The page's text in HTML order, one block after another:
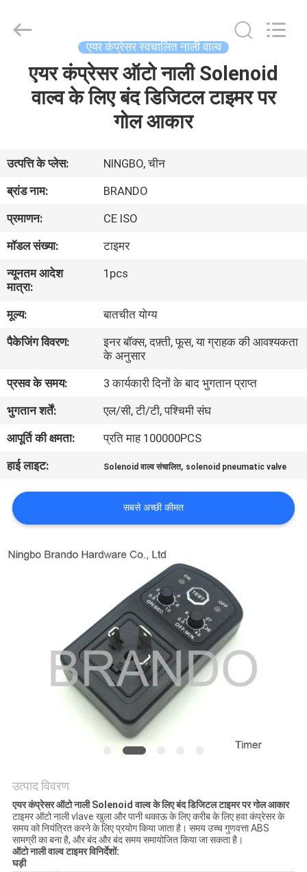
हमारे
बारे
में
कारखाने
का
गुणवत्ता
नियंत्रण
हमसे
संपर्क
करें
उद्धरण
मांगें
साइटमैप
गोपनीयता
एयर कंप्रेसर स्वचालित नाली वाल्व
एयर कंप्रेसर ऑटो नाली Solenoid
वाल्व के लिए बंद डिजिटल टाइमर पर
गोल आकार
उत्पत्ति के प्लेस:
NINGBO, चीन
ब्रांड नाम:
BRANDO
प्रमाणन:
CE ISO
मॉडल संख्या:
टाइमर
न्यूनतम आदेश
मात्रा:
1pcs
मूल्य:
बातचीत योग्य
पैकेजिंग विवरण:
इनर बॉक्स, दफ़्ती, फूस, या ग्राहक की आवश्यकता
के अनुसार
प्रसव के समय:
3 कार्यकारी दिनों के बाद भुगतान प्राप्त
भुगतान शर्तें:
एल/सी, टी/टी, पश्चिमी संघ
आपूर्ति की क्षमता:
प्रति माह 100000PCS
हाई लाइट:
Solenoid वाल्व संचालित, solenoid pneumatic valve
सबसे अच्छी कीमत
उत्पाद विवरण
एयर कंप्रेसर ऑटो नाली Solenoid वाल्व के लिए बंद डिजिटल टाइमर पर गोल आकार
टाइमर ऑटो नाली vlave खुला और पानी थकाऊ के लिए करीब के लिए हवा कंप्रेसर के
समय को नियंत्रित करने के लिए प्रयोग किया जाता है। समय उच्च गुणवत्ता ABS
सामग्री का बना है, और बंद और बंद समय समायोजित किया जा सकता है।
ऑटो नाली वाल्व टाइमर विनिर्देशों:
घड़ी